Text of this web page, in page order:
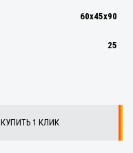
60х45х90
25
КУПИТЬ 1 КЛИК